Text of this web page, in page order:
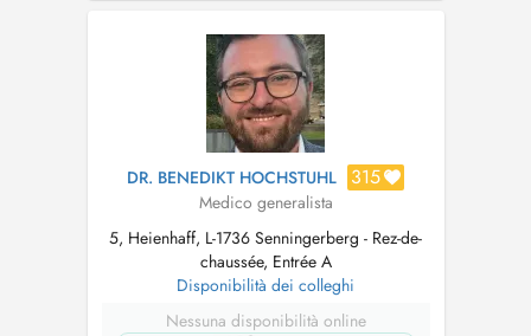
Sportmedizin Praxis für Erwachsene und
Kinder ab 2 Jahre. M...
DR. BENEDIKT HOCHSTUHL 315
Medico generalista
5, Heienhaff, L-1736 Senningerberg - Rez-de-
chaussée, Entrée A
Disponibilità dei colleghi
Nessuna disponibilità online